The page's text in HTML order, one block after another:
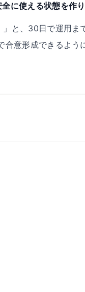
全に使える状態を作
と、30日で運用ま
意形成できるよ